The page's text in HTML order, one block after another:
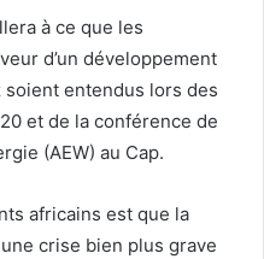
à ce que les
d’un développement
entendus lors des
et de la conférence de
(AEW) au Cap.
africains est que la
crise bien plus grave